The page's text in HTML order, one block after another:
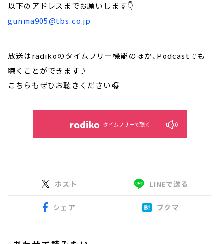
以下のアドレスまでお願いします👇
gunma905@tbs.co.jp
放送はradikoのタイムフリー機能のほか、Podcastでも
聴くことができます♪
こちらもぜひお聴きください🎧
タイムフリーで聴く
ポスト LINEで送る
シェア ブクマ